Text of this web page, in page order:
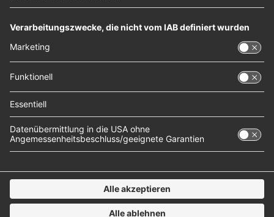
Akzeptieren
powered by
Platform
Geschrieben am
Tags:
eurovision song contest, Felicia Lu, Musik, NOXX Interview